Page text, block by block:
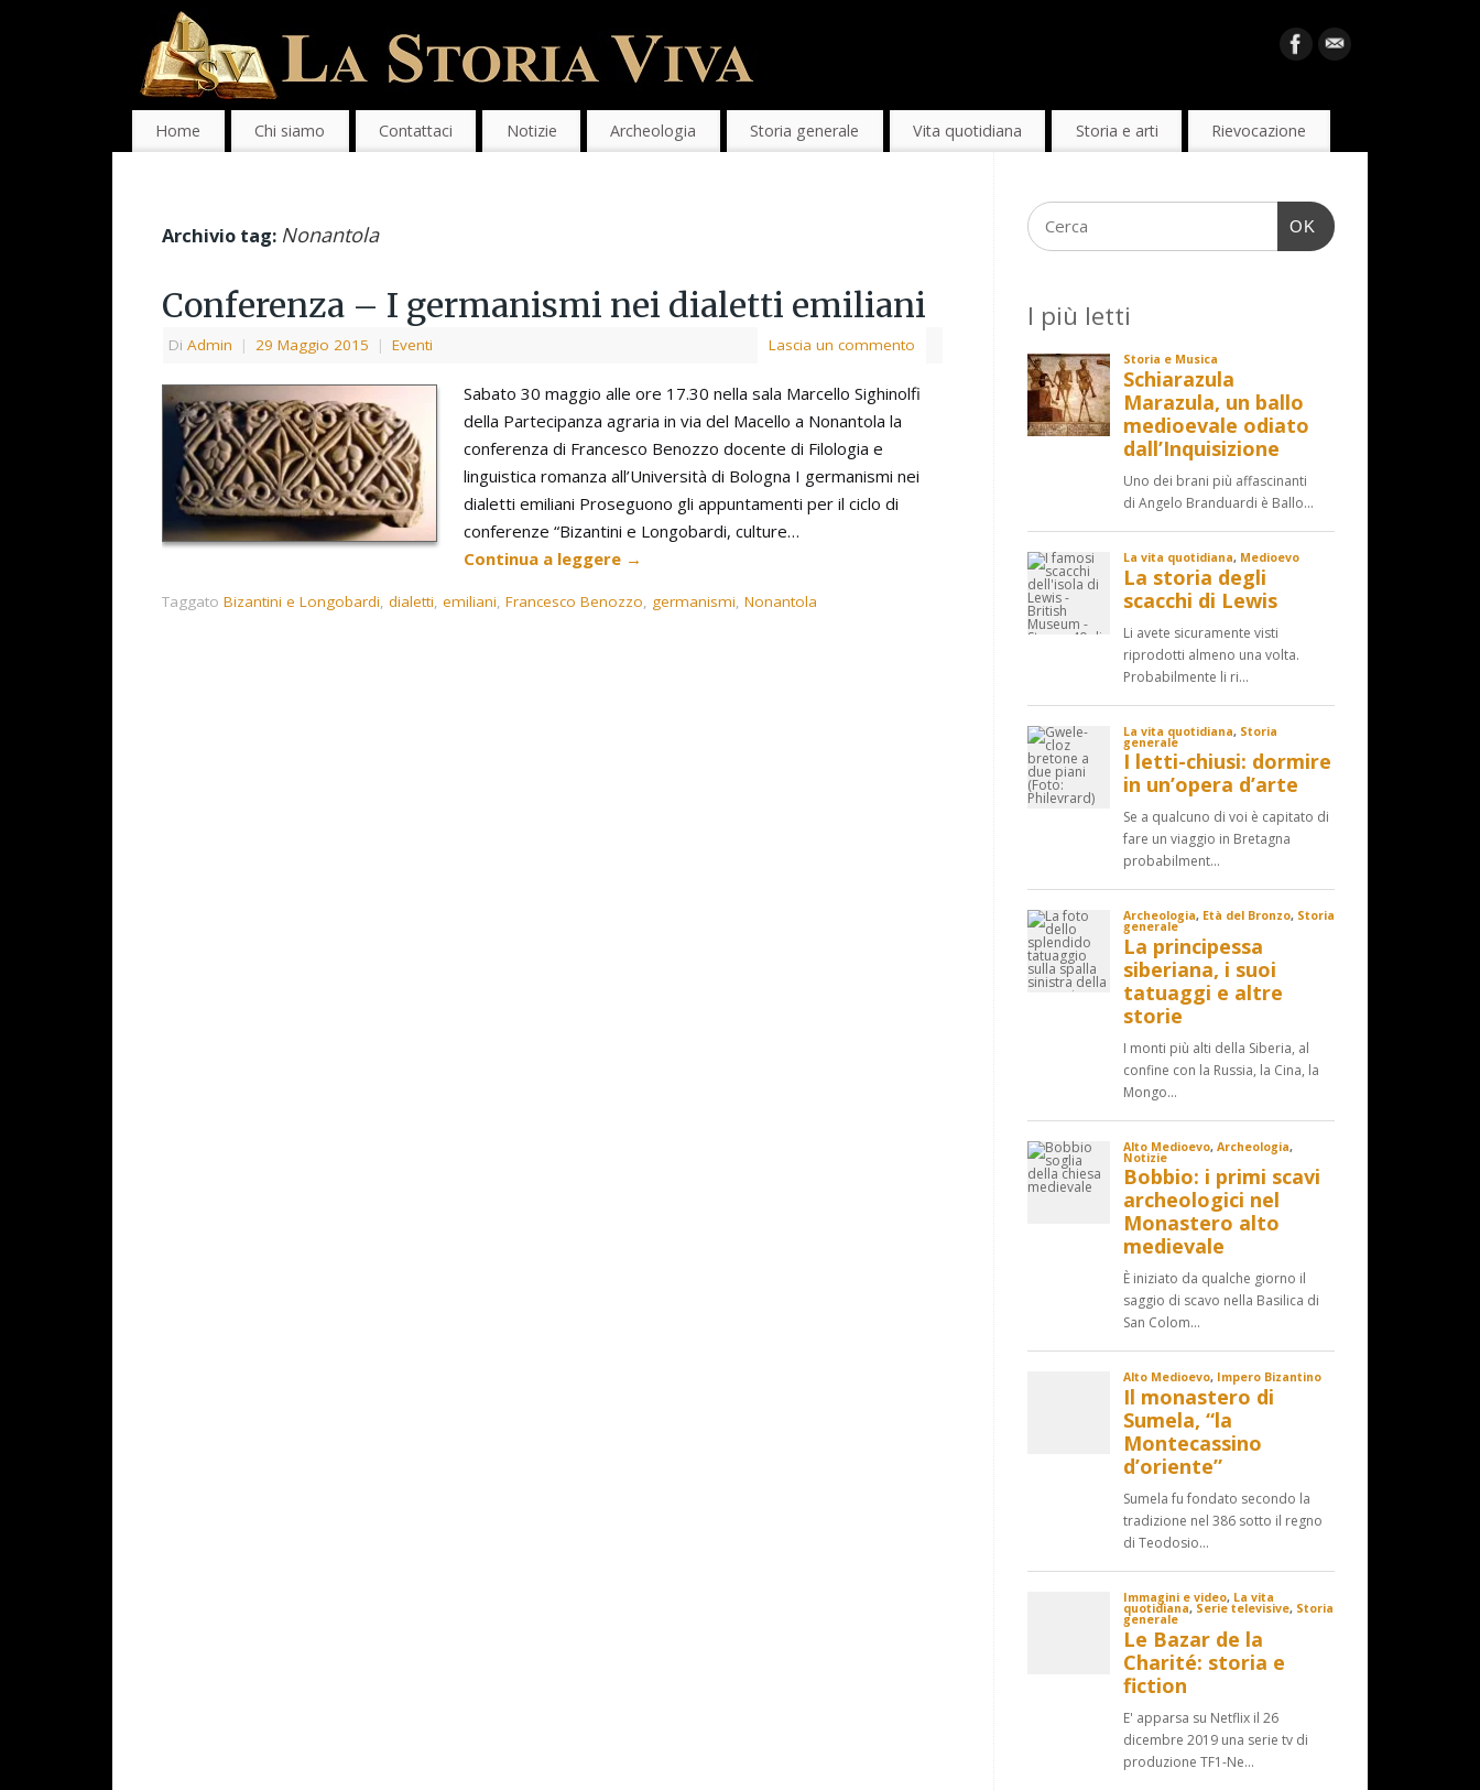
Home Chi siamo Contattaci Notizie Archeologia Storia generale Vita quotidiana Storia e arti Rievocazione
Archivio tag: Nonantola
Conferenza – I germanismi nei dialetti emiliani
Di Admin | 29 Maggio 2015 | Eventi Lascia un commento
Sabato 30 maggio alle ore 17.30 nella sala Marcello Sighinolfi
della Partecipanza agraria in via del Macello a Nonantola la
conferenza di Francesco Benozzo docente di Filologia e
linguistica romanza all’Università di Bologna I germanismi nei
dialetti emiliani Proseguono gli appuntamenti per il ciclo di
conferenze “Bizantini e Longobardi, culture…
Continua a leggere →
Taggato Bizantini e Longobardi, dialetti, emiliani, Francesco Benozzo, germanismi, Nonantola
OK
I più letti